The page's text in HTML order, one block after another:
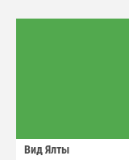
Вид Ялты